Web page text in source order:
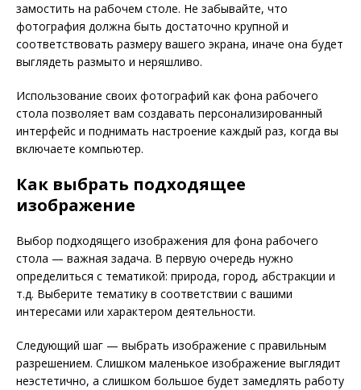
замостить на рабочем столе. Не забывайте, что
фотография должна быть достаточно крупной и
соответствовать размеру вашего экрана, иначе она будет
выглядеть размыто и неряшливо.
Использование своих фотографий как фона рабочего
стола позволяет вам создавать персонализированный
интерфейс и поднимать настроение каждый раз, когда вы
включаете компьютер.
Как выбрать подходящее
изображение
Выбор подходящего изображения для фона рабочего
стола — важная задача. В первую очередь нужно
определиться с тематикой: природа, город, абстракции и
т.д. Выберите тематику в соответствии с вашими
интересами или характером деятельности.
Следующий шаг — выбрать изображение с правильным
разрешением. Слишком маленькое изображение выглядит
неэстетично, а слишком большое будет замедлять работу